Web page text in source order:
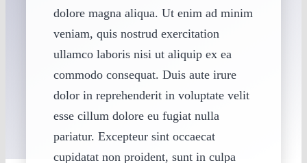
dolore magna aliqua. Ut enim ad minim
veniam, quis nostrud exercitation
ullamco laboris nisi ut aliquip ex ea
commodo consequat. Duis aute irure
dolor in reprehenderit in voluptate velit
esse cillum dolore eu fugiat nulla
pariatur. Excepteur sint occaecat
cupidatat non proident, sunt in culpa